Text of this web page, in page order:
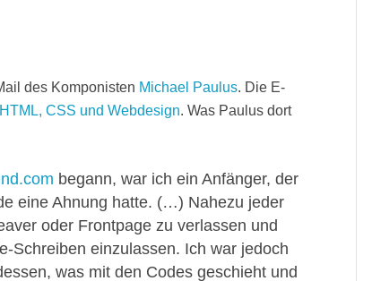
des Komponisten Michael Paulus. Die E-
CSS und Webdesign. Was Paulus dort
begann, war ich ein Anfänger, der
eine Ahnung hatte. (…) Nahezu jeder
oder Frontpage zu verlassen und
Schreiben einzulassen. Ich war jedoch
was mit den Codes geschieht und